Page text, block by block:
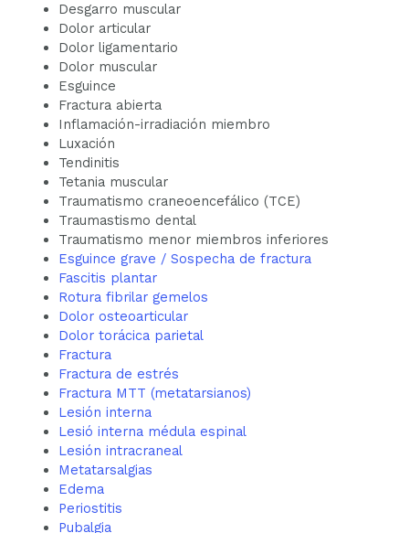
Desgarro muscular
Dolor articular
Dolor ligamentario
Dolor muscular
Esguince
Fractura abierta
Inflamación-irradiación miembro
Luxación
Tendinitis
Tetania muscular
Traumatismo craneoencefálico (TCE)
Traumastismo dental
Traumatismo menor miembros inferiores
Esguince grave / Sospecha de fractura
Fascitis plantar
Rotura fibrilar gemelos
Dolor osteoarticular
Dolor torácica parietal
Fractura
Fractura de estrés
Fractura MTT (metatarsianos)
Lesión interna
Lesió interna médula espinal
Lesión intracraneal
Metatarsalgias
Edema
Periostitis
Pubalgia